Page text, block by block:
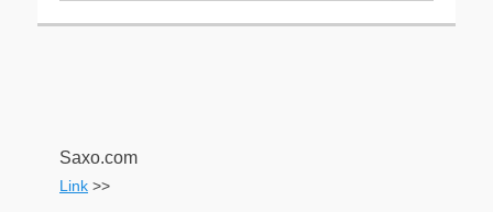
Saxo.com
Link >>